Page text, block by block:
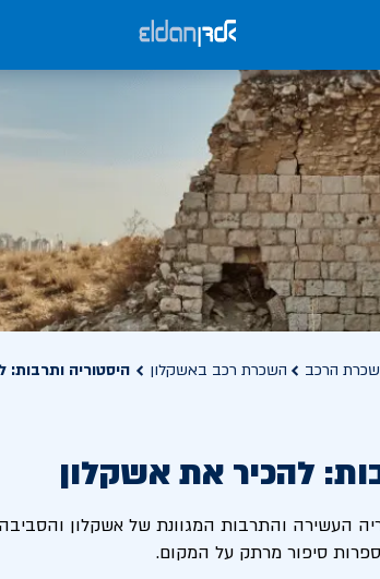
הרכב השכרת רכב באשקלון היסטוריה ותרבות:
להכיר את אשקלון
העשירה והתרבות המגוונת של אשקלון והסביבה.
סיפור מרתק על המקום.